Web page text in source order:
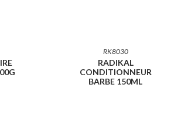
RK8030
RADIKAL
CONDITIONNEUR
BARBE 150ML